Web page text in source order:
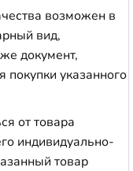
возможен в
вид,
документ,
указанного
от товара
индивидуально-
товар